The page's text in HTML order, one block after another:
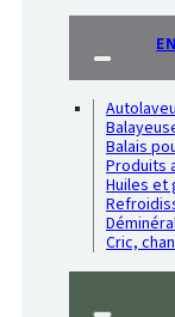
Balais
Produits
Huiles et
Cric,